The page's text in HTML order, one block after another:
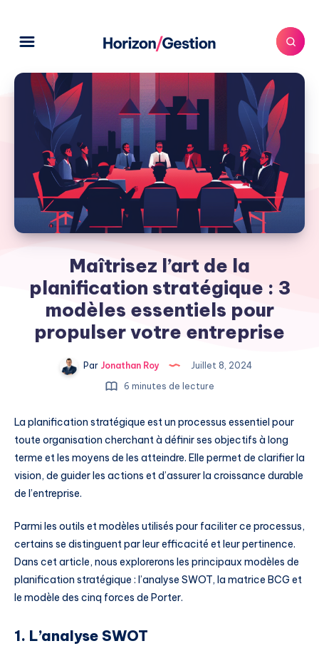
Maîtrisez l’art de la
planification stratégique : 3
modèles essentiels pour
propulser votre entreprise
Par Jonathan Roy
Juillet 8, 2024
6 minutes de lecture
La planification stratégique est un processus essentiel pour
toute organisation cherchant à définir ses objectifs à long
terme et les moyens de les atteindre. Elle permet de clarifier la
vision, de guider les actions et d’assurer la croissance durable
de l’entreprise.
Parmi les outils et modèles utilisés pour faciliter ce processus,
certains se distinguent par leur efficacité et leur pertinence.
Dans cet article, nous explorerons les principaux modèles de
planification stratégique : l’analyse SWOT, la matrice BCG et
le modèle des cinq forces de Porter.
1. L’analyse SWOT